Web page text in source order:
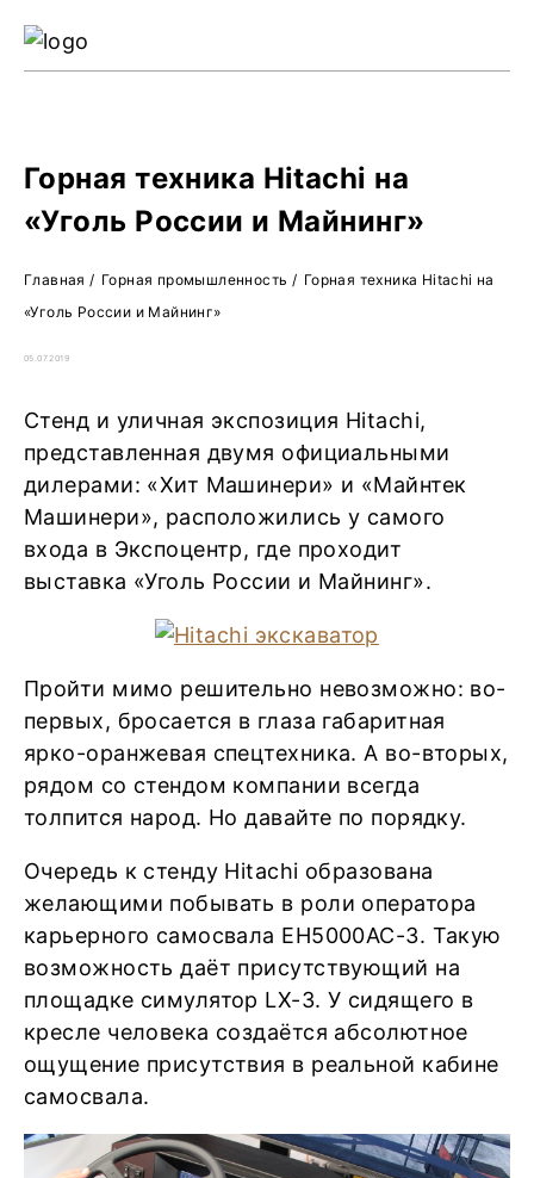
Горная техника Hitachi на
«Уголь России и Майнинг»
Главная / Горная промышленность / Горная техника Hitachi на
«Уголь России и Майнинг»
05.07.2019
Стенд и уличная экспозиция Hitachi,
представленная двумя официальными
дилерами: «Хит Машинери» и «Майнтек
Машинери», расположились у самого
входа в Экспоцентр, где проходит
выставка «Уголь России и Майнинг».
Пройти мимо решительно невозможно: во-
первых, бросается в глаза габаритная
ярко-оранжевая спецтехника. А во-вторых,
рядом со стендом компании всегда
толпится народ. Но давайте по порядку.
Очередь к стенду Hitachi образована
желающими побывать в роли оператора
карьерного самосвала EH5000AC-3. Такую
возможность даёт присутствующий на
площадке симулятор LX-3. У сидящего в
кресле человека создаётся абсолютное
ощущение присутствия в реальной кабине
самосвала.